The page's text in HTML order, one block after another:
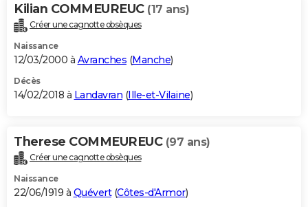
Kilian COMMEUREUC (17 ans)
Créer une cagnotte obsèques
Naissance
12/03/2000 à Avranches (Manche)
Décès
14/02/2018 à Landavran (Ille-et-Vilaine)
Therese COMMEUREUC (97 ans)
Créer une cagnotte obsèques
Naissance
22/06/1919 à Quévert(Côtes-d'Armor)